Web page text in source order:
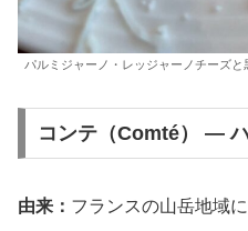
パルミジャーノ・レッジャーノチーズと
コンテ（Comté） —
由来： フランスの山岳地域